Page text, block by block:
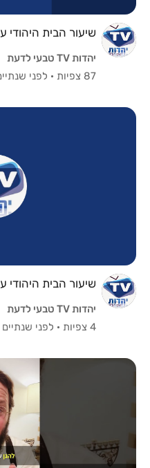
שיעור הבית היהודי
יהדות TV טבעי לדעת
87 צפיות
· לפני
שיעור הבית היהודי
יהדות TV טבעי לדעת
4 צפיות
· לפני שנתיים